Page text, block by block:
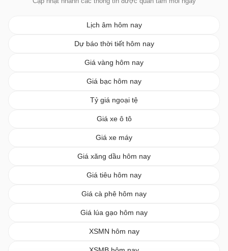
Lịch âm hôm nay
Dự báo thời tiết hôm nay
Giá vàng hôm nay
Giá bạc hôm nay
Tỷ giá ngoại tệ
Giá xe ô tô
Giá xe máy
Giá xăng dầu hôm nay
Giá tiêu hôm nay
Giá cà phê hôm nay
Giá lúa gạo hôm nay
XSMN hôm nay